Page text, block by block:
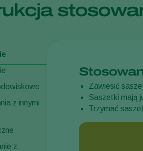
z innymi
z
Zawiesić
Saszetki mają
Trzymać